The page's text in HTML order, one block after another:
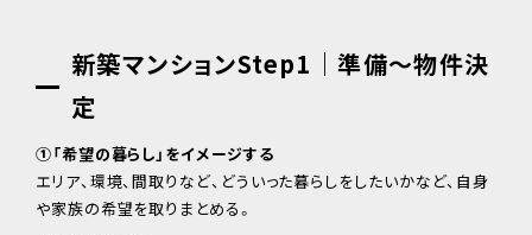
新築マンションStep1｜準備～物件決
定
①「希望の暮らし」をイメージする
エリア、環境、間取りなど、どういった暮らしをしたいかなど、自身
や家族の希望を取りまとめる。